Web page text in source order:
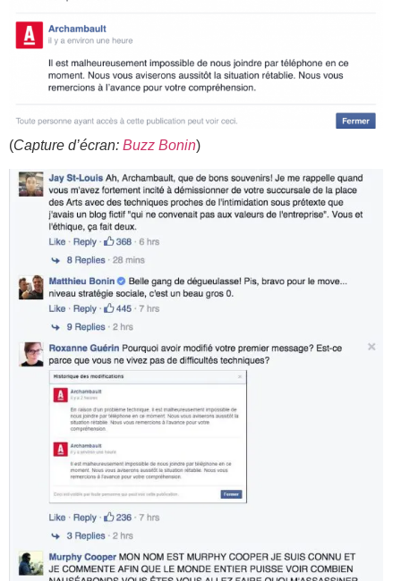
(Capture d’écran: Buzz Bonin)